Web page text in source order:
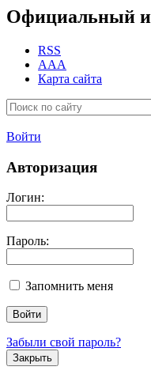
Официальный
RSS
AAA
Карта сайта
Войти
Авторизация
Логин:
Пароль:
Запомнить меня
Забыли свой пароль?
Закрыть